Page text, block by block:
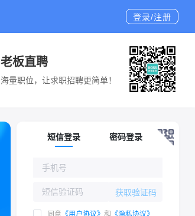
登录/注册
老板直聘
海量职位，让求职招聘更简单！
短信登录 密码登录
获取验证码
同意 《用户协议》 和 《隐私协议》